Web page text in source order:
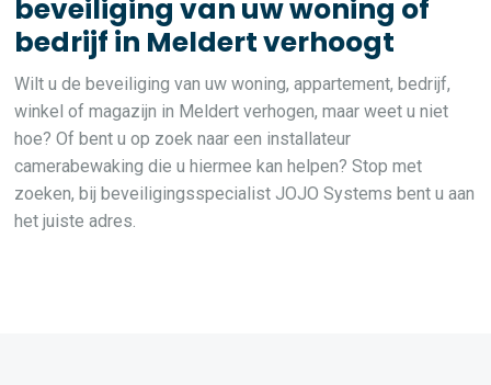
beveiliging van uw woning of
bedrijf in Meldert verhoogt
Wilt u de beveiliging van uw woning, appartement, bedrijf,
winkel of magazijn in Meldert verhogen, maar weet u niet
hoe? Of bent u op zoek naar een installateur
camerabewaking die u hiermee kan helpen? Stop met
zoeken, bij beveiligingsspecialist JOJO Systems bent u aan
het juiste adres.